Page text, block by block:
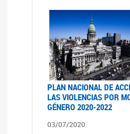
PLAN NACIONAL DE
LAS VIOLENCIAS POR
GÉNERO 2020-2022
03/07/2020